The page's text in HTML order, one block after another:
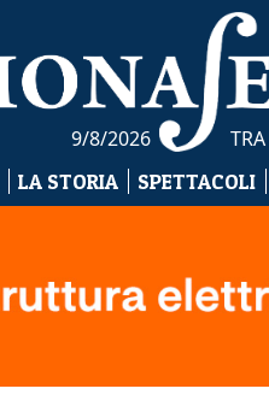
9/8/2026
LA STORIA SPETTACOLI